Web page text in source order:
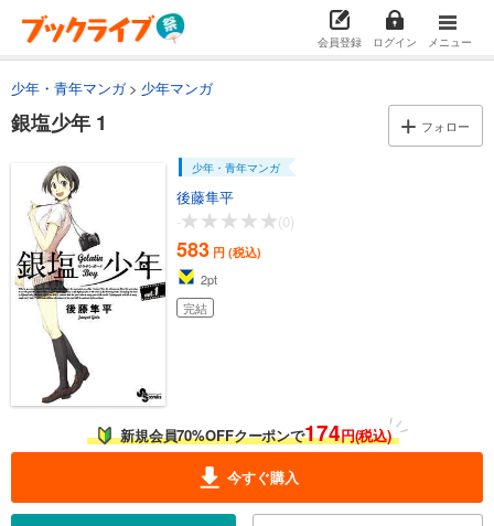
会員登録 ログイン メニュー
少年・青年マンガ 少年マンガ
銀塩少年 1 フォロー
少年・青年マンガ
後藤隼平
-
(0)
583 円 (税込)
2pt
完結
新規会員70%OFFクーポンで174円(税込)
今すぐ購入